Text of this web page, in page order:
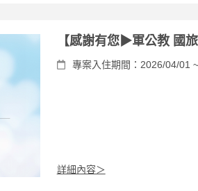
【感謝有您▶軍公教 國
專案入住期間：2026/04/01
詳細內容＞